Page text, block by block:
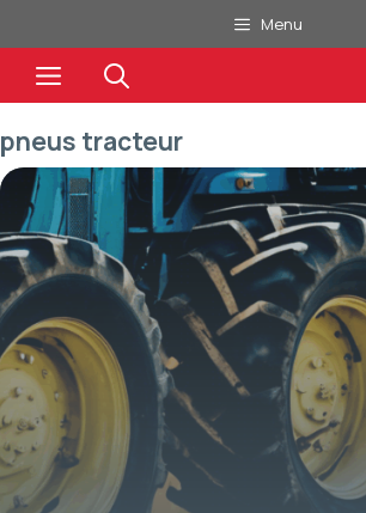
au
contenu
Menu
Menu
pneus tracteur